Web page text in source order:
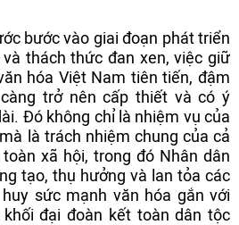
bước vào giai đoạn phát triển
thách thức đan xen, việc giữ
hóa Việt Nam tiên tiến, đậm
trở nên cấp thiết và có ý
Đó không chỉ là nhiệm vụ của
là trách nhiệm chung của cả
xã hội, trong đó Nhân dân
tạo, thụ hưởng và lan tỏa các
sức mạnh văn hóa gắn với
đại đoàn kết toàn dân tộc